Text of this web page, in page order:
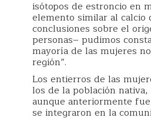
isótopos de estroncio en
elemento similar al calcio
conclusiones sobre el
personas– pudimos
mayoría de las mujeres
región”.
Los entierros de las
los de la población
aunque anteriormente
se integraron en la